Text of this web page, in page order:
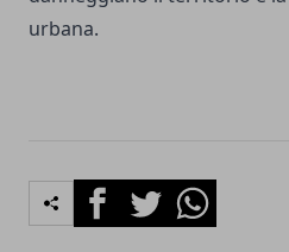
urbana.
FacebookTwitterWhatsapp